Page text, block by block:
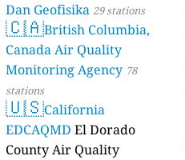
Dan Geofisika 29 stations
🇨🇦British Columbia,
Canada Air Quality
Monitoring Agency 78
stations
🇺🇸California
EDCAQMD El Dorado
County Air Quality